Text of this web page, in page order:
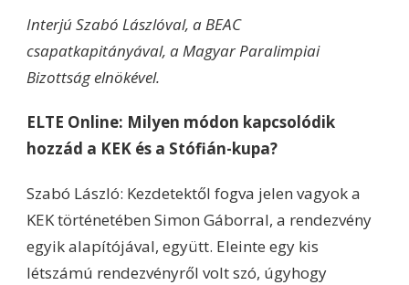
Interjú Szabó Lászlóval, a BEAC
csapatkapitányával, a Magyar Paralimpiai
Bizottság elnökével.
ELTE Online: Milyen módon kapcsolódik
hozzád a KEK és a Stófián-kupa?
Szabó László: Kezdetektől fogva jelen vagyok a
KEK történetében Simon Gáborral, a rendezvény
egyik alapítójával, együtt. Eleinte egy kis
létszámú rendezvényről volt szó, úgyhogy